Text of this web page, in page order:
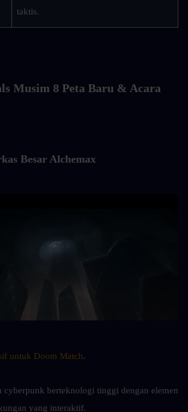
taktis.
Musim 8 Peta Baru & Acara
Besar Alchemax
untuk Doom Match.
cyberpunk berteknologi tinggi dengan elemen
yang interaktif.